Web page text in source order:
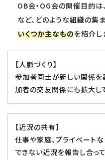
OB会・OG会の開催目的は
など、どのような組織の集
いくつか主なものを紹介し
【人脈づくり】
参加者同士が新しい関係を
加者の交友関係にも拡大し
【近況の共有】
仕事や家庭、プライベート
できない近況を報告し合っ